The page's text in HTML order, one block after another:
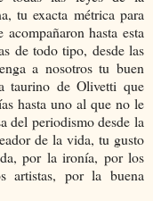
tu exacta métrica para
hasta esta
de todo tipo, desde las
a nosotros tu buen
taurino de Olivetti que
hasta uno al que no le
del periodismo desde la
de la vida, tu gusto
por la ironía, por los
por la buena